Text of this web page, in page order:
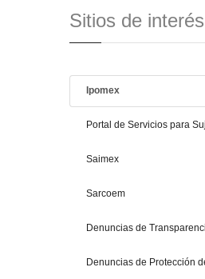
Sitios de interés
Ipomex
Portal de Servicios para
Saimex
Sarcoem
Denuncias de
Denuncias de Protección